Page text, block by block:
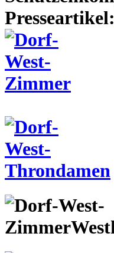
Presseartikel: